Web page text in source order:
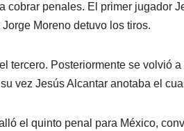
cobrar penales. El primer jugador
Moreno detuvo los tiros.
tercero. Posteriormente se volvió
vez Jesús Alcantar anotaba el
el quinto penal para México,